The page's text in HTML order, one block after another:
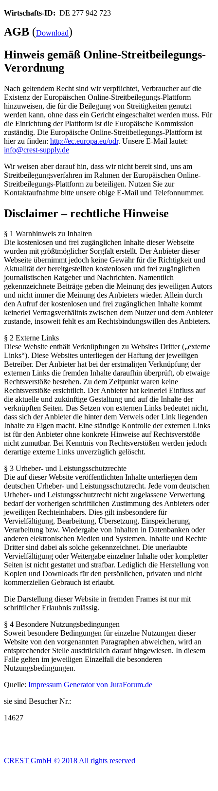
Wirtschafts-ID: DE 277 942 723
AGB (Download)
Hinweis gemäß Online-Streitbeilegungs-
Verordnung
Nach geltendem Recht sind wir verpflichtet, Verbraucher auf die
Existenz der Europäischen Online-Streitbeilegungs-Plattform
hinzuweisen, die für die Beilegung von Streitigkeiten genutzt
werden kann, ohne dass ein Gericht eingeschaltet werden muss. Für
die Einrichtung der Plattform ist die Europäische Kommission
zuständig. Die Europäische Online-Streitbeilegungs-Plattform ist
hier zu finden: http://ec.europa.eu/odr. Unsere E-Mail lautet:
info@crest-supply.de
Wir weisen aber darauf hin, dass wir nicht bereit sind, uns am
Streitbeilegungsverfahren im Rahmen der Europäischen Online-
Streitbeilegungs-Plattform zu beteiligen. Nutzen Sie zur
Kontaktaufnahme bitte unsere obige E-Mail und Telefonnummer.
Disclaimer – rechtliche Hinweise
§ 1 Warnhinweis zu Inhalten
Die kostenlosen und frei zugänglichen Inhalte dieser Webseite
wurden mit größtmöglicher Sorgfalt erstellt. Der Anbieter dieser
Webseite übernimmt jedoch keine Gewähr für die Richtigkeit und
Aktualität der bereitgestellten kostenlosen und frei zugänglichen
journalistischen Ratgeber und Nachrichten. Namentlich
gekennzeichnete Beiträge geben die Meinung des jeweiligen Autors
und nicht immer die Meinung des Anbieters wieder. Allein durch
den Aufruf der kostenlosen und frei zugänglichen Inhalte kommt
keinerlei Vertragsverhältnis zwischen dem Nutzer und dem Anbieter
zustande, insoweit fehlt es am Rechtsbindungswillen des Anbieters.
§ 2 Externe Links
Diese Website enthält Verknüpfungen zu Websites Dritter („externe
Links“). Diese Websites unterliegen der Haftung der jeweiligen
Betreiber. Der Anbieter hat bei der erstmaligen Verknüpfung der
externen Links die fremden Inhalte daraufhin überprüft, ob etwaige
Rechtsverstöße bestehen. Zu dem Zeitpunkt waren keine
Rechtsverstöße ersichtlich. Der Anbieter hat keinerlei Einfluss auf
die aktuelle und zukünftige Gestaltung und auf die Inhalte der
verknüpften Seiten. Das Setzen von externen Links bedeutet nicht,
dass sich der Anbieter die hinter dem Verweis oder Link liegenden
Inhalte zu Eigen macht. Eine ständige Kontrolle der externen Links
ist für den Anbieter ohne konkrete Hinweise auf Rechtsverstöße
nicht zumutbar. Bei Kenntnis von Rechtsverstößen werden jedoch
derartige externe Links unverzüglich gelöscht.
§ 3 Urheber- und Leistungsschutzrechte
Die auf dieser Website veröffentlichten Inhalte unterliegen dem
deutschen Urheber- und Leistungsschutzrecht. Jede vom deutschen
Urheber- und Leistungsschutzrecht nicht zugelassene Verwertung
bedarf der vorherigen schriftlichen Zustimmung des Anbieters oder
jeweiligen Rechteinhabers. Dies gilt insbesondere für
Vervielfältigung, Bearbeitung, Übersetzung, Einspeicherung,
Verarbeitung bzw. Wiedergabe von Inhalten in Datenbanken oder
anderen elektronischen Medien und Systemen. Inhalte und Rechte
Dritter sind dabei als solche gekennzeichnet. Die unerlaubte
Vervielfältigung oder Weitergabe einzelner Inhalte oder kompletter
Seiten ist nicht gestattet und strafbar. Lediglich die Herstellung von
Kopien und Downloads für den persönlichen, privaten und nicht
kommerziellen Gebrauch ist erlaubt.
Die Darstellung dieser Website in fremden Frames ist nur mit
schriftlicher Erlaubnis zulässig.
§ 4 Besondere Nutzungsbedingungen
Soweit besondere Bedingungen für einzelne Nutzungen dieser
Website von den vorgenannten Paragraphen abweichen, wird an
entsprechender Stelle ausdrücklich darauf hingewiesen. In diesem
Falle gelten im jeweiligen Einzelfall die besonderen
Nutzungsbedingungen.
Quelle: Impressum Generator von JuraForum.de
sie sind Besucher Nr.:
14627
CREST GmbH © 2018 All rights reserved